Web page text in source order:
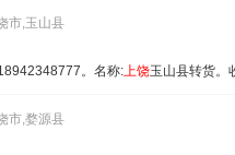
市,玉山县
。名称:上饶玉山县转货
市,婺源县